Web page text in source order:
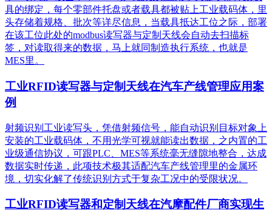
具的绑定，每个零部件托盘或者载具都被贴上工业载码体，里
头存储着规格、批次等详尽信息，当载具抵达工位之际，部署
在该工位此处的modbus读写器与定制天线会自动去扫描标
签，对读取得来的数据，马上就同制造执行系统，也就是
MES里。
工业RFID读写器与定制天线在汽车产线管理应用案
例
射频识别工业读写头，凭借射频信号，能自动识别目标对象上
安装的工业载码体，不用光学可视就能读出数据，之内置的工
业级通信协议，可跟PLC、MES等系统毫无缝隙地整合，达成
数据实时传递，此项技术极其适配汽车产线管理里的金属环
境，切实化解了传统识别方式于复杂工况中的受限状况。
工业RFID读写器和定制天线在汽摩配件厂商实现生